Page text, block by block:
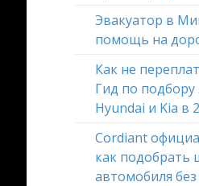
Эвакуатор в
помощь на
Как не
Гид по подбору
Hyundai и Kia в
Cordiant
как подобрать
автомобиля